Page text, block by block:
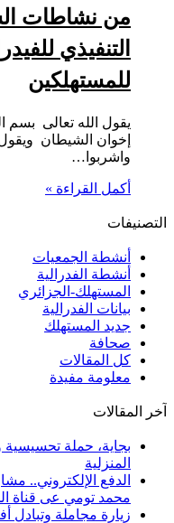
من نشاطات
التنفيذي
للمستهلكين
يقول الله تعالى بسم
إخوان الشيطان
واشربوا…
أكمل القراءة »
التصنيفات
أنشطة الجمعيات
أنشطة الفدرالية
المستهلك-الجزائري
بيانات الفدرالية
جديد المستهلك
صحافة
كل المقالات
معلومة مفيدة
آخر المقالات
بجاية، حملة
المنزلية
الدفع الإلكتروني..
محمد تومي عى قناة
زيارة مجاملة وتبادل